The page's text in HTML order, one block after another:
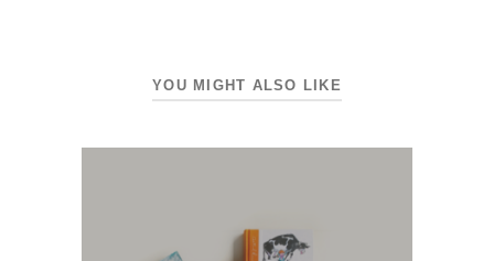
YOU MIGHT ALSO LIKE